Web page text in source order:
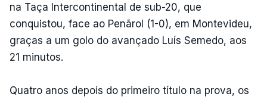
na Taça Intercontinental de sub-20, que
conquistou, face ao Penãrol (1-0), em Montevideu,
graças a um golo do avançado Luís Semedo, aos
21 minutos.
Quatro anos depois do primeiro título na prova, os